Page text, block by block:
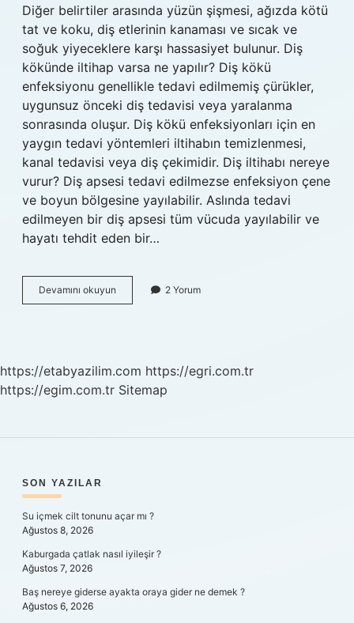
Diğer belirtiler arasında yüzün şişmesi, ağızda kötü
tat ve koku, diş etlerinin kanaması ve sıcak ve
soğuk yiyeceklere karşı hassasiyet bulunur. Diş
kökünde iltihap varsa ne yapılır? Diş kökü
enfeksiyonu genellikle tedavi edilmemiş çürükler,
uygunsuz önceki diş tedavisi veya yaralanma
sonrasında oluşur. Diş kökü enfeksiyonları için en
yaygın tedavi yöntemleri iltihabın temizlenmesi,
kanal tedavisi veya diş çekimidir. Diş iltihabı nereye
vurur? Diş apsesi tedavi edilmezse enfeksiyon çene
ve boyun bölgesine yayılabilir. Aslında tedavi
edilmeyen bir diş apsesi tüm vücuda yayılabilir ve
hayatı tehdit eden bir…
Devamını okuyun
Kökünde
2 Yorum
https://etabyazilim.com https://egri.com.tr
https://egim.com.tr Sitemap
SIDEBAR
SON YAZILAR
Su içmek cilt tonunu açar mı ?
Ağustos 8, 2026
Kaburgada çatlak nasıl iyileşir ?
Ağustos 7, 2026
Baş nereye giderse ayakta oraya gider ne demek ?
Ağustos 6, 2026